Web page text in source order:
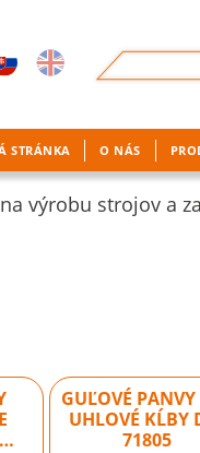
STRÁNKA O NÁS
výrobu strojov a
GUĽOVÉ PANVY
UHLOVÉ KĹBY
71805